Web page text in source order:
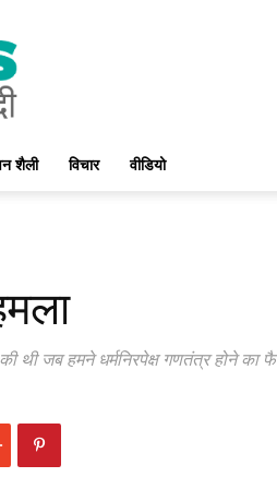
शैली विचार वीडियो
थी जब हमने धर्मनिरपेक्ष गणतंत्र होने का